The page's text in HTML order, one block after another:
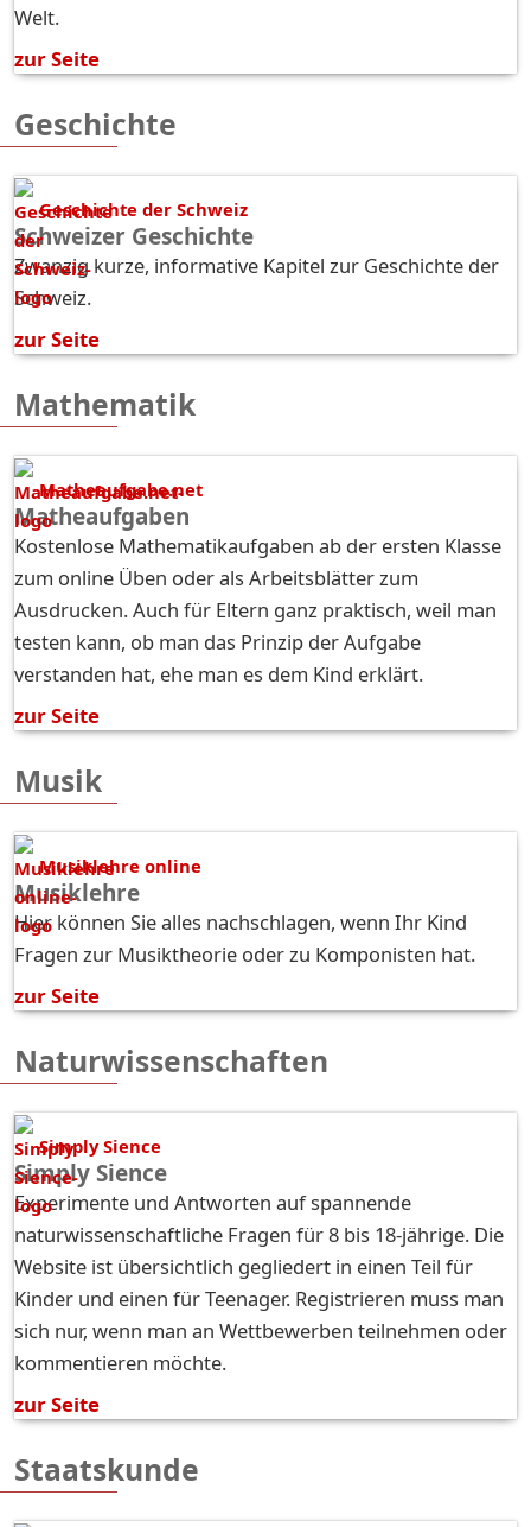
Welt.
zur Seite
Geschichte
Geschichte der Schweiz
Schweizer Geschichte
Zwanzig kurze, informative Kapitel zur Geschichte der
Schweiz.
zur Seite
Mathematik
Matheaufgabe.net
Matheaufgaben
Kostenlose Mathematikaufgaben ab der ersten Klasse
zum online Üben oder als Arbeitsblätter zum
Ausdrucken. Auch für Eltern ganz praktisch, weil man
testen kann, ob man das Prinzip der Aufgabe
verstanden hat, ehe man es dem Kind erklärt.
zur Seite
Musik
Musiklehre online
Musiklehre
Hier können Sie alles nachschlagen, wenn Ihr Kind
Fragen zur Musiktheorie oder zu Komponisten hat.
zur Seite
Naturwissenschaften
Simply Sience
Simply Sience
Experimente und Antworten auf spannende
naturwissenschaftliche Fragen für 8 bis 18-jährige. Die
Website ist übersichtlich gegliedert in einen Teil für
Kinder und einen für Teenager. Registrieren muss man
sich nur, wenn man an Wettbewerben teilnehmen oder
kommentieren möchte.
zur Seite
Staatskunde